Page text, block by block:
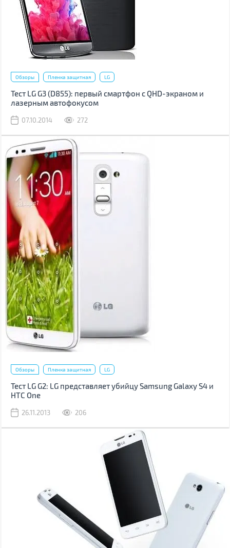
Обзоры Пленка защитная LG
Тест LG G3 (D855): первый смартфон с QHD-экраном и
лазерным автофокусом
07.10.2014 272
Обзоры Пленка защитная LG
Тест LG G2: LG представляет убийцу Samsung Galaxy S4 и
HTC One
26.11.2013 206